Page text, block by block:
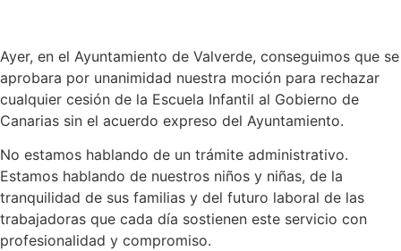
Ayer, en el Ayuntamiento de Valverde, conseguimos que se
aprobara por unanimidad nuestra moción para rechazar
cualquier cesión de la Escuela Infantil al Gobierno de
Canarias sin el acuerdo expreso del Ayuntamiento.
No estamos hablando de un trámite administrativo.
Estamos hablando de nuestros niños y niñas, de la
tranquilidad de sus familias y del futuro laboral de las
trabajadoras que cada día sostienen este servicio con
profesionalidad y compromiso.